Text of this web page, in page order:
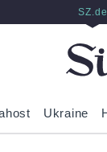
SZ.de
Ukraine